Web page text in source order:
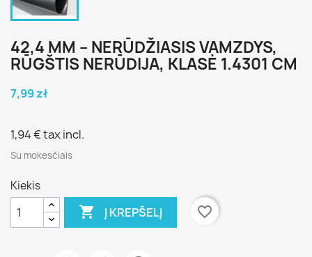
42,4 MM – NERŪDŽIASIS VAMZDYS,
RŪGŠTIS NERŪDIJA, KLASĖ 1.4301 CM
7,99 zł
1,94 €tax incl.
Su mokesčiais
Kiekis
 Į KREPŠELĮ favorite_border